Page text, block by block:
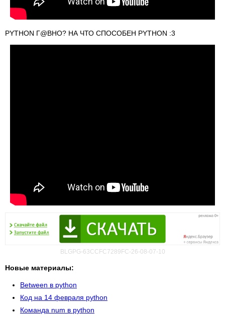
PYTHON Г@ВНО? НА ЧТО СПОСОБЕН PYTHON :3
BLGPG-63CCFC7289FC-26-08-07-10
Новые материалы:
Between в python
Код на 14 февраля python
Команда num в python